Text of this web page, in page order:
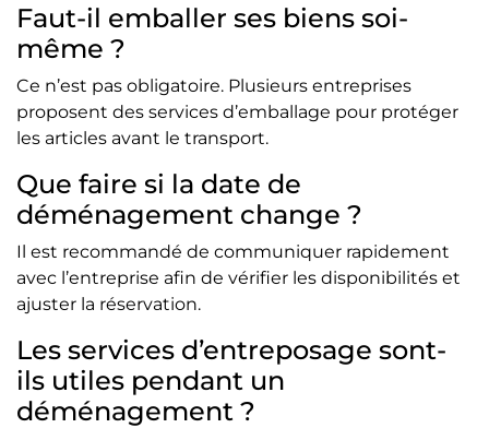
Faut-il emballer ses biens soi-
même ?
Ce n’est pas obligatoire. Plusieurs entreprises
proposent des services d’emballage pour protéger
les articles avant le transport.
Que faire si la date de
déménagement change ?
Il est recommandé de communiquer rapidement
avec l’entreprise afin de vérifier les disponibilités et
ajuster la réservation.
Les services d’entreposage sont-
ils utiles pendant un
déménagement ?